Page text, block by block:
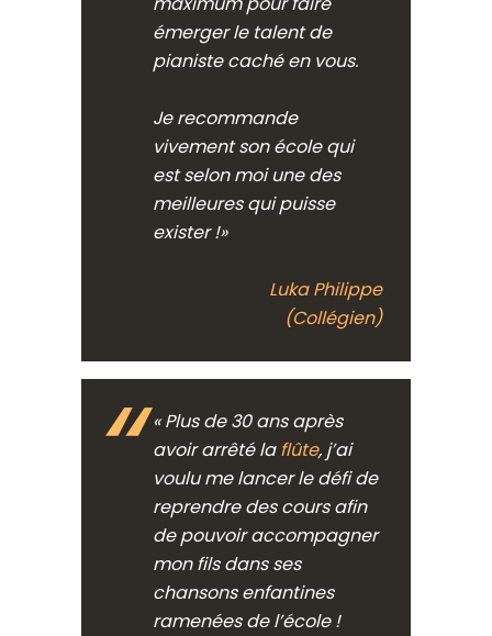
émerger le talent de
pianiste caché en vous.
Je recommande
vivement son école qui
est selon moi une des
meilleures qui puisse
exister !»
Luka Philippe
(Collégien)
« Plus de 30 ans après
avoir arrêté laflûte, j’ai
voulu me lancer le défi de
reprendre des cours afin
de pouvoir accompagner
mon fils dans ses
chansons enfantines
ramenées de l’école !